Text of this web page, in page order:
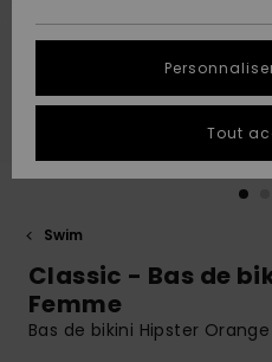
A
Découvrir
A
Découvrir
tailles
conversation
plus rapide
QUIKSILVER
Swim
Classic - Bas de
Femme
Bas de bikini Hipster
Tout